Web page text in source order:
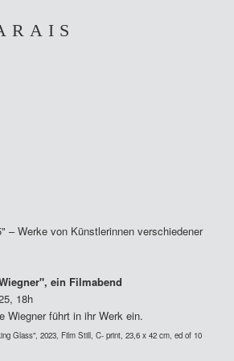
– Werke von Künstlerinnen verschiedener
ein Filmabend
18h
Wiegner führt in ihr Werk ein.
Glass", 2023, Film Still, C- print, 23,6 x 42 cm, ed of 10